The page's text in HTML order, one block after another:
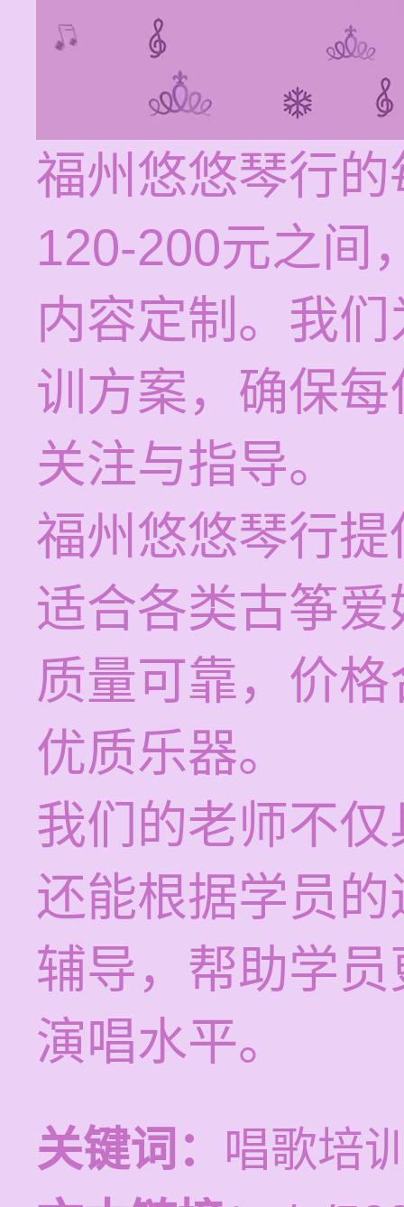
福州悠悠琴行
120-200元之间
内容定制。我
训方案，确保
关注与指导。
福州悠悠琴行
适合各类古筝
质量可靠，价
优质乐器。
我们的老师不
还能根据学员
辅导，帮助学
演唱水平。
关键词： 唱歌培